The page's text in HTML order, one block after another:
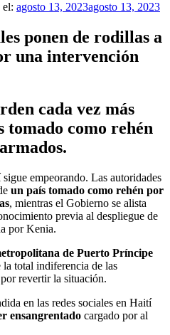
el: agosto 13, 2023agosto 13, 2023
ponen de rodillas a
una intervención
cada vez más
como rehén
empeorando. Las autoridades
un país tomado como rehén por
, mientras el Gobierno se alista
previa al despliegue de
por Kenia.
de Puerto Príncipe
la total indiferencia de las
revertir la situación.
en las redes sociales en Haití
ensangrentado cargado por al